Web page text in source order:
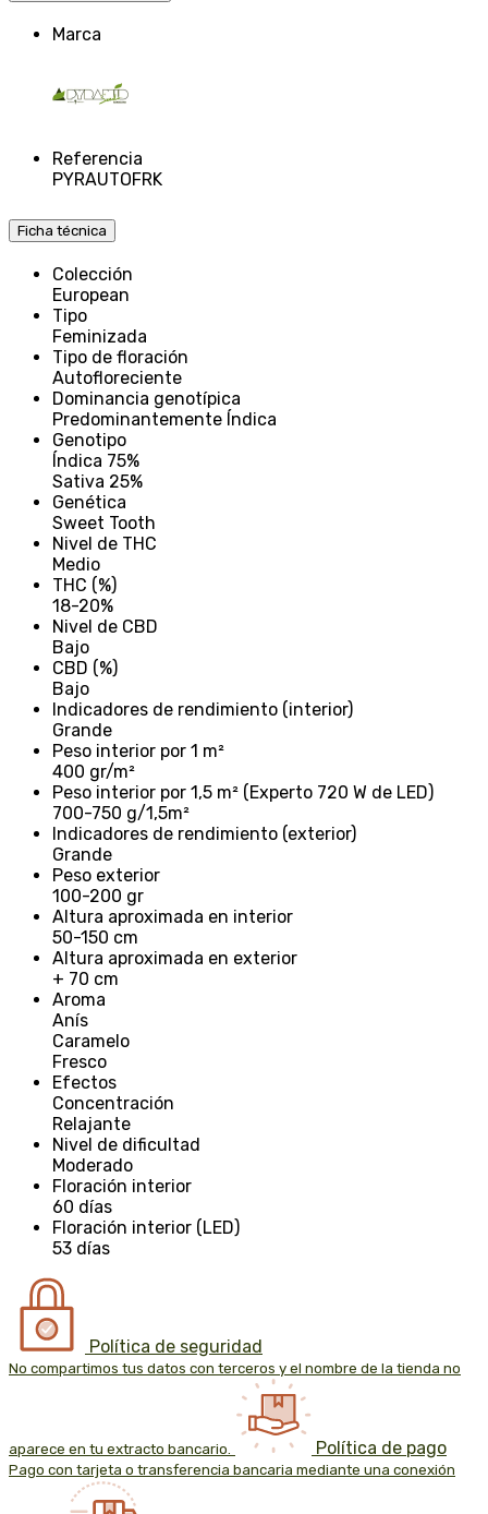
Marca
Referencia
PYRAUTOFRK
Ficha técnica
Colección
European
Tipo
Feminizada
Tipo de floración
Autofloreciente
Dominancia genotípica
Predominantemente Índica
Genotipo
Índica 75%
Sativa 25%
Genética
Sweet Tooth
Nivel de THC
Medio
THC (%)
18-20%
Nivel de CBD
Bajo
CBD (%)
Bajo
Indicadores de rendimiento (interior)
Grande
Peso interior por 1 m²
400 gr/m²
Peso interior por 1,5 m² (Experto 720 W de LED)
700-750 g/1,5m²
Indicadores de rendimiento (exterior)
Grande
Peso exterior
100-200 gr
Altura aproximada en interior
50-150 cm
Altura aproximada en exterior
+ 70 cm
Aroma
Anís
Caramelo
Fresco
Efectos
Concentración
Relajante
Nivel de dificultad
Moderado
Floración interior
60 días
Floración interior (LED)
53 días
Política de seguridad
No compartimos tus datos con terceros y el nombre de la tienda no
aparece en tu extracto bancario. Política de pago
Pago con tarjeta o transferencia bancaria mediante una conexión